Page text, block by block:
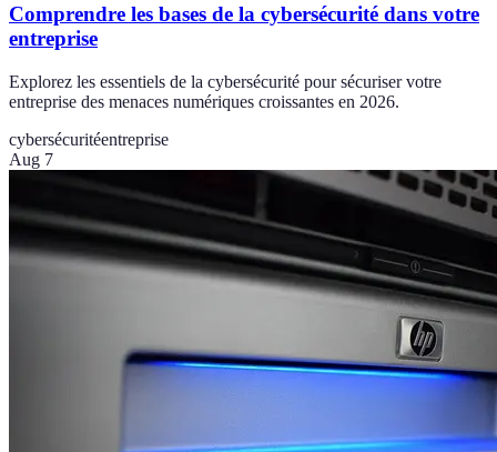
Comprendre les bases de la cybersécurité dans votre
entreprise
Explorez les essentiels de la cybersécurité pour sécuriser votre
entreprise des menaces numériques croissantes en 2026.
cybersécuritéentreprise
Aug 7